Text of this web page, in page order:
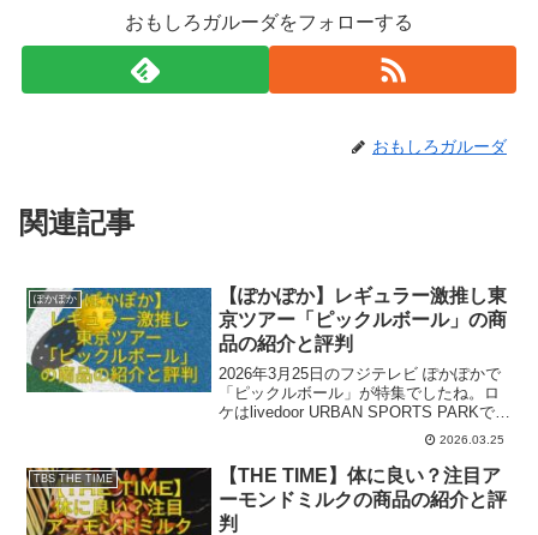
おもしろガルーダをフォローする
おもしろガルーダ
関連記事
ぽかぽか
【ぽかぽか】レギュラー激推し東
京ツアー「ピックルボール」の商
品の紹介と評判
2026年3月25日のフジテレビ ぽかぽかで
「ピックルボール」が特集でしたね。ロ
ケはlivedoor URBAN SPORTS PARKでし
た。ここでは番組内で出た一部関連商品
とその評判をご紹介いたします。参考に
なれば幸いです。
2026.03.25
TBS THE TIME
【THE TIME】体に良い？注目ア
ーモンドミルクの商品の紹介と評
判